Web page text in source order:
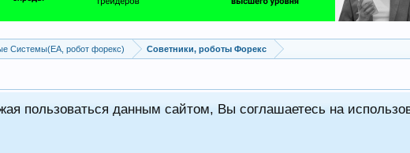
Системы(EA, робот форекс) Советники, роботы Форекс
пользоваться данным сайтом, Вы соглашаетесь на